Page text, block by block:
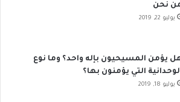
نحن
يوليو 22, 2019
يؤمن المسيحيون بإله واحد؟ وما نوع
التي يؤمنون بها؟
يوليو 18, 2019